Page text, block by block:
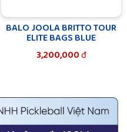
BALO JOOLA BRITTO TOUR
ELITE BAGS BLUE
3,200,000đ